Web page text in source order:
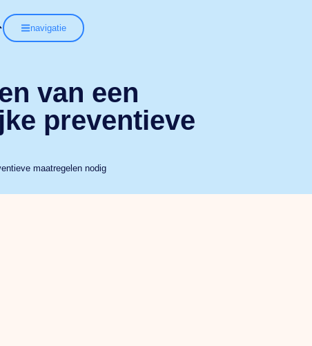
navigatie
van een
preventieve
maatregelen nodig